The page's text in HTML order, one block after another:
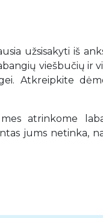
užsisakyti iš
viešbučių ir
Atkreipkite
atrinkome
jums netinka,